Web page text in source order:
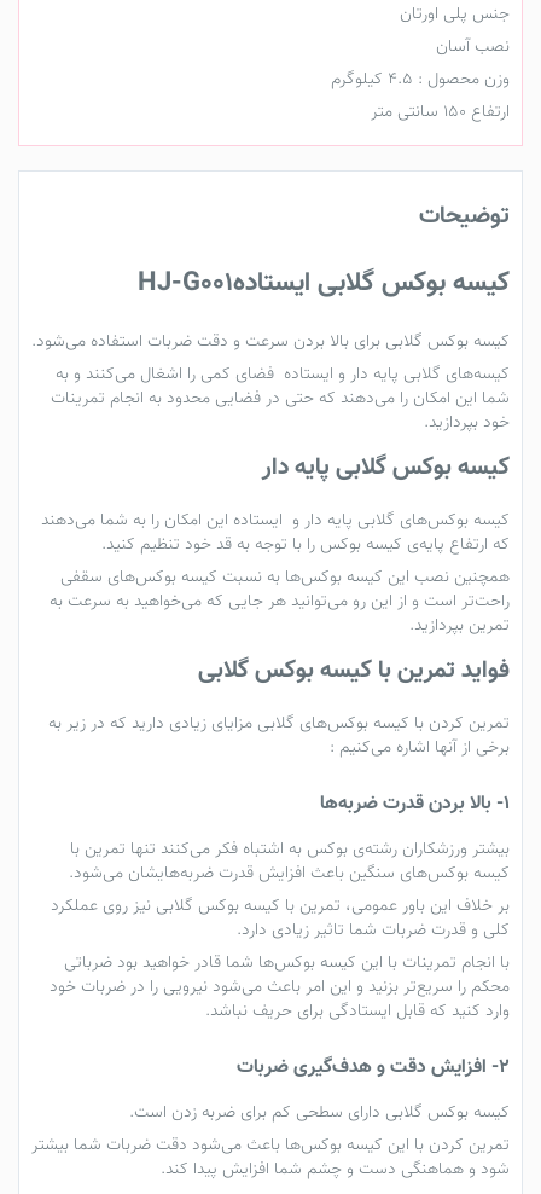
جنس پلی اورتان
نصب آسان
وزن محصول : ۴.۵ کیلوگرم
ارتفاع ۱۵۰ سانتی متر
توضیحات
کیسه بوکس گلابی ایستادهHJ-G001
کیسه بوکس گلابی برای بالا بردن سرعت و دقت ضربات استفاده می‌شود.
کیسه‌های گلابی پایه دار و ایستاده فضای کمی را اشغال می‌کنند و به
شما این امکان را می‌دهند که حتی در فضایی محدود به انجام تمرینات
خود بپردازید.
کیسه بوکس گلابی پایه دار
کیسه بوکس‌های گلابی پایه دار و ایستاده این امکان را به شما می‌دهند
که ارتفاع پایه‌ی کیسه بوکس را با توجه به قد خود تنظیم کنید.
همچنین نصب این کیسه بوکس‌ها به نسبت کیسه‌ بوکس‌های سقفی
راحت‌تر است و از این رو می‌توانید هر جایی که می‌خواهید به سرعت به
تمرین بپردازید.
فواید تمرین با کیسه بوکس گلابی
تمرین کردن با کیسه بوکس‌های گلابی مزایای زیادی دارید که در زیر به
برخی از آنها اشاره می‌کنیم :
1- بالا بردن قدرت ضربه‌ها
بیشتر ورزشکاران رشته‌ی بوکس به اشتباه فکر می‌کنند تنها تمرین با
کیسه‌ بوکس‌های سنگین باعث افزایش قدرت ضربه‌هایشان می‌شود.
بر خلاف این باور عمومی، تمرین با کیسه بوکس گلابی نیز روی عملکرد
کلی و قدرت ضربات شما تاثیر زیادی دارد.
با انجام تمرینات با این کیسه بوکس‌ها شما قادر خواهید بود ضرباتی
محکم را سریع‌تر بزنید و این امر باعث می‌شود نیرویی را در ضربات خود
وارد کنید که قابل ایستادگی برای حریف نباشد.
2- افزایش دقت و هدف‌گیری ضربات
کیسه بوکس گلابی دارای سطحی کم برای ضربه زدن است.
تمرین کردن با این کیسه بوکس‌ها باعث می‌شود دقت ضربات شما بیشتر
شود و هماهنگی دست و چشم شما افزایش پیدا کند.